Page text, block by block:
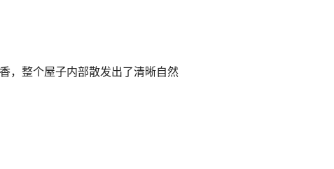
，整个屋子内部散发出了清晰自然